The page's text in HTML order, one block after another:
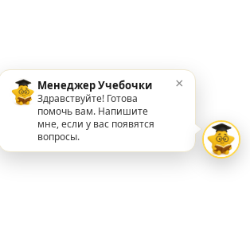
Менеджер Учебочки
Здравствуйте! Готова
помочь вам. Напишите
мне, если у вас появятся
вопросы.
×